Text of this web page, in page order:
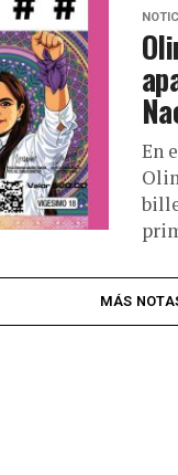
En
MÁS